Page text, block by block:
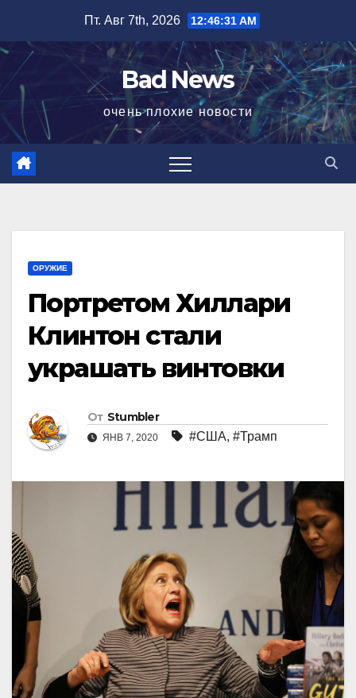
содержимому
Пт. Авг 7th, 2026 12:46:31 AM
Bad News
очень плохие новости
ОРУЖИЕ
Портретом Хиллари
Клинтон стали
украшать винтовки
От Stumbler
ЯНВ 7, 2020 #США, #Трамп